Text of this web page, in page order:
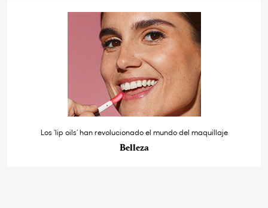
Los ‘lip oils’ han revolucionado el mundo del maquillaje
Belleza